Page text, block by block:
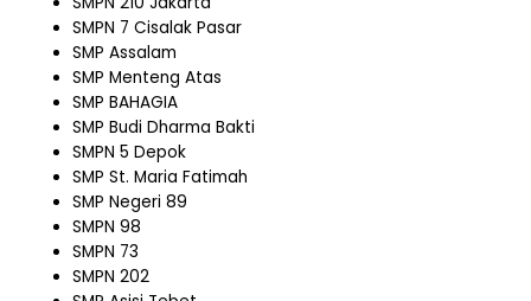
SMPN 7 Cisalak Pasar
SMP Assalam
SMP Menteng Atas
SMP BAHAGIA
SMP Budi Dharma Bakti
SMPN 5 Depok
SMP St. Maria Fatimah
SMP Negeri 89
SMPN 98
SMPN 73
SMPN 202